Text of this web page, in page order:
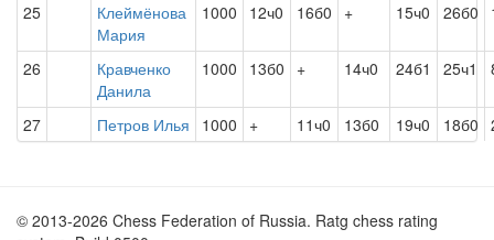
25
Клеймёнова
Мария
1000 12ч0 16б0 + 15ч0 26б0
26
Кравченко
Данила
1000 13б0 + 14ч0 24б1 25ч1
27 Петров Илья 1000 + 11ч0 13б0 19ч0 18б0
© 2013-2026 Chess Federation of Russia. Ratg chess rating